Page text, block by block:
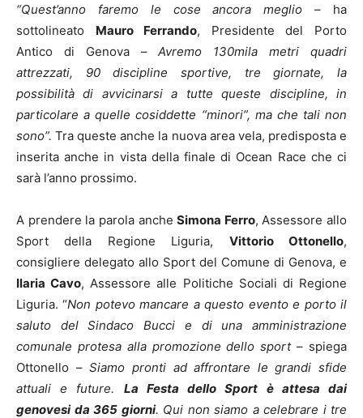
“Quest’anno faremo le cose ancora meglio– ha
sottolineato Mauro Ferrando, Presidente del Porto
Antico di Genova –Avremo 130mila metri quadri
attrezzati, 90 discipline sportive, tre giornate, la
possibilità di avvicinarsi a tutte queste discipline, in
particolare a quelle cosiddette “minori”, ma che tali non
sono”.Tra queste anche la nuova area vela, predisposta e
inserita anche in vista della finale di Ocean Race che ci
sarà l’anno prossimo.
A prendere la parola ancheSimona Ferro, Assessore allo
Sport della Regione Liguria, Vittorio Ottonello,
consigliere delegato allo Sport del Comune di Genova, e
Ilaria Cavo, Assessore alle Politiche Sociali di Regione
Liguria. “Non potevo mancare a questo evento e porto il
saluto del Sindaco Bucci e di una amministrazione
comunale protesa alla promozione dello sport– spiega
Ottonello –Siamo pronti ad affrontare le grandi sfide
attuali e future. La Festa dello Sport è attesa dai
genovesi da 365 giorni. Qui non siamo a celebrare i tre